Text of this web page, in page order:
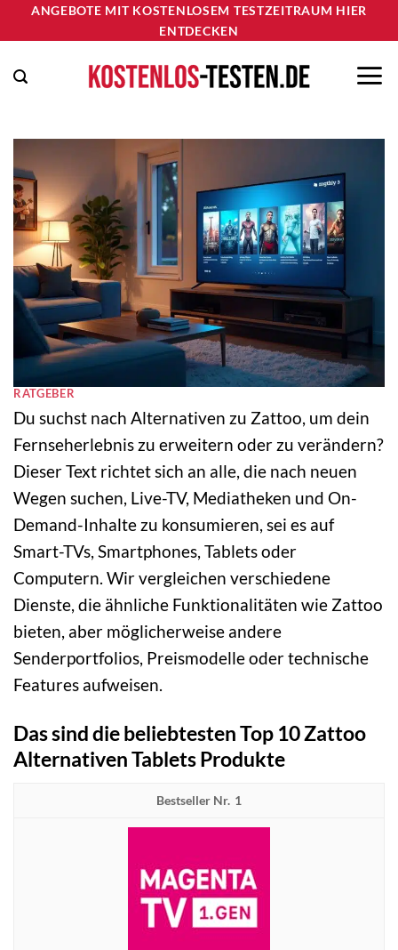
Zum
Inhalt
springen
ANGEBOTE MIT KOSTENLOSEM TESTZEITRAUM HIER
ENTDECKEN
RATGEBER
Du suchst nach Alternativen zu Zattoo, um dein
Fernseherlebnis zu erweitern oder zu verändern?
Dieser Text richtet sich an alle, die nach neuen
Wegen suchen, Live-TV, Mediatheken und On-
Demand-Inhalte zu konsumieren, sei es auf
Smart-TVs, Smartphones, Tablets oder
Computern. Wir vergleichen verschiedene
Dienste, die ähnliche Funktionalitäten wie Zattoo
bieten, aber möglicherweise andere
Senderportfolios, Preismodelle oder technische
Features aufweisen.
Das sind die beliebtesten Top 10 Zattoo
Alternativen Tablets Produkte
1